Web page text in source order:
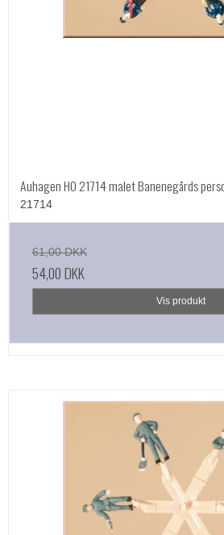
Auhagen HO 21714 malet Banenegårds
21714
61,00 DKK
54,00 DKK
Vis produkt